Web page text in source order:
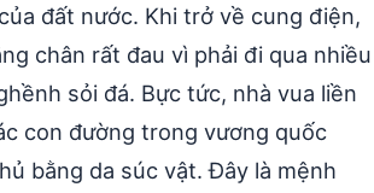
đất nước. Khi trở về cung điện,
chân rất đau vì phải đi qua nhiều
sỏi đá. Bực tức, nhà vua liền
con đường trong vương quốc
bằng da súc vật. Đây là mệnh